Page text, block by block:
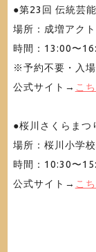
●第23回 伝統芸
場所：成増アク
時間：13:00〜
※予約不要・入場
公式サイト→ こ
●桜川さくらまつ
場所：桜川小学
時間：10:30〜
公式サイト→ こ